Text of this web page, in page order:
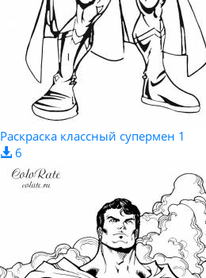
Раскраска классный супермен 1
6